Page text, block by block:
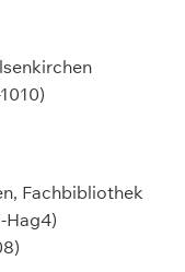
Fachbibliothek
Hag4)